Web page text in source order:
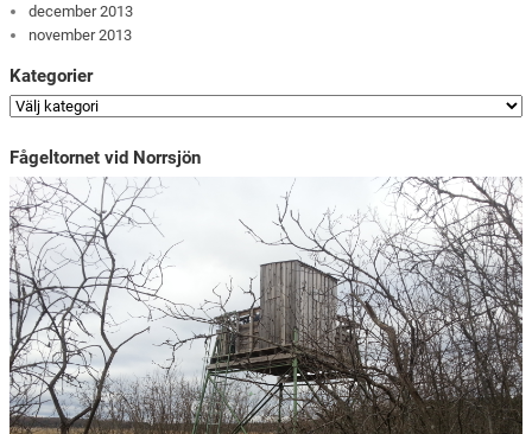
december 2013
november 2013
Kategorier
Fågeltornet vid Norrsjön